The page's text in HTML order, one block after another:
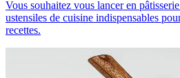
Vous souhaitez vous lancer en
ustensiles de cuisine indispensables
recettes.